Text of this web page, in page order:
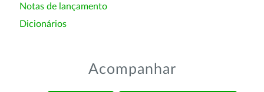
Notas de lançamento
Dicionários
Acompanhar